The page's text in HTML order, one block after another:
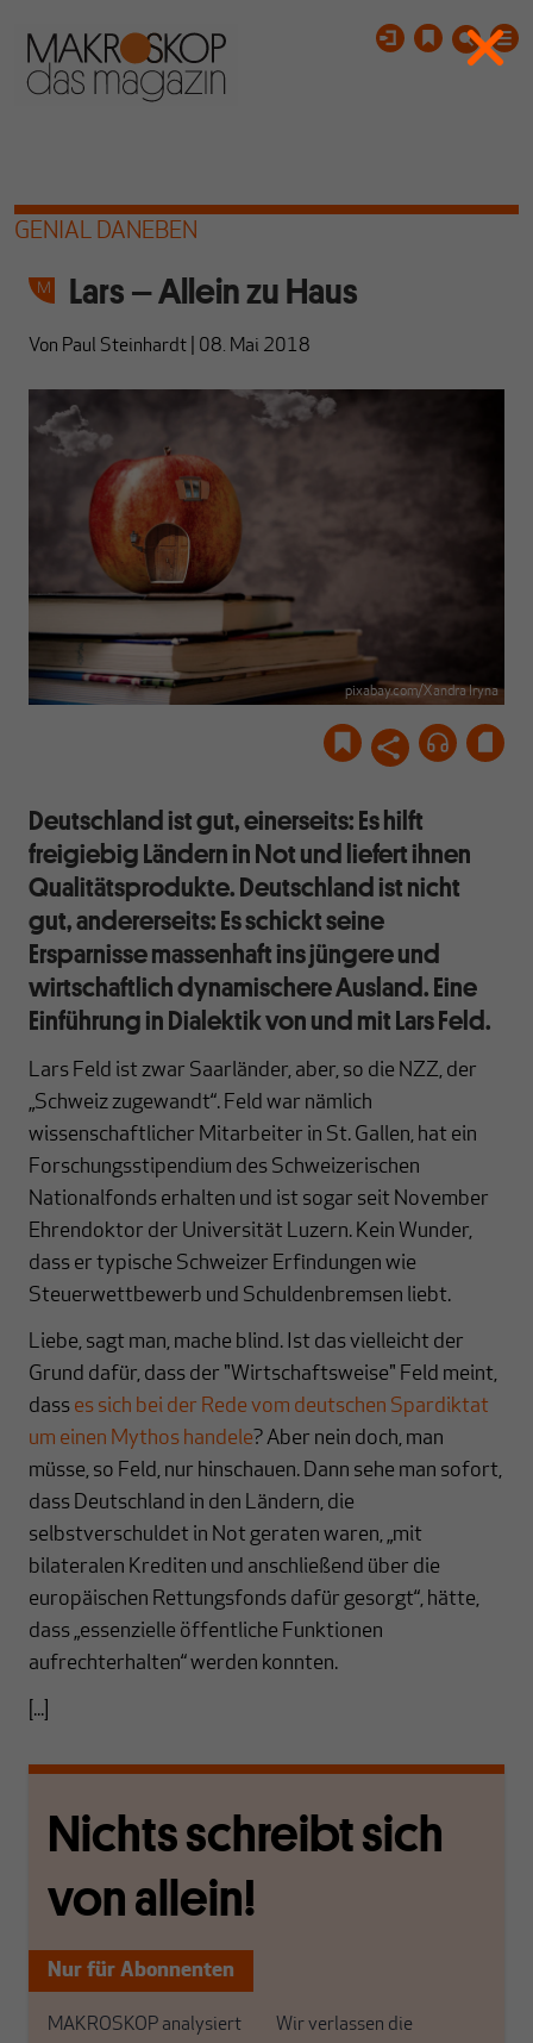
GENIAL DANEBEN
Lars – Allein zu Haus
Von Paul Steinhardt 08. Mai 2018
pixabay.com/Xandra Iryna
Deutschland ist gut, einerseits: Es hilft
freigiebig Ländern in Not und liefert ihnen
Qualitätsprodukte. Deutschland ist nicht
gut, andererseits: Es schickt seine
Ersparnisse massenhaft ins jüngere und
wirtschaftlich dynamischere Ausland. Eine
Einführung in Dialektik von und mit Lars Feld.
Lars Feld ist zwar Saarländer, aber, so die NZZ, der
„Schweiz zugewandt“. Feld war nämlich
wissenschaftlicher Mitarbeiter in St. Gallen, hat ein
Forschungsstipendium des Schweizerischen
Nationalfonds erhalten und ist sogar seit November
Ehrendoktor der Universität Luzern. Kein Wunder,
dass er typische Schweizer Erfindungen wie
Steuerwettbewerb und Schuldenbremsen liebt.
Liebe, sagt man, mache blind. Ist das vielleicht der
Grund dafür, dass der "Wirtschaftsweise" Feld meint,
dass es sich bei der Rede vom deutschen Spardiktat
um einen Mythos handele? Aber nein doch, man
müsse, so Feld, nur hinschauen. Dann sehe man sofort,
dass Deutschland in den Ländern, die
selbstverschuldet in Not geraten waren, „mit
bilateralen Krediten und anschließend über die
europäischen Rettungsfonds dafür gesorgt“, hätte,
dass „essenzielle öffentliche Funktionen
aufrechterhalten“ werden konnten.
[...]
Nichts schreibt sich
von allein!
Nur für Abonnenten
MAKROSKOP analysiert
Wir verlassen die